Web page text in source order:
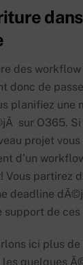
des
donc de
planifiez une
sur O365.
projet
d’un
Vous partirez
deadline
support de
ici plus
quelques